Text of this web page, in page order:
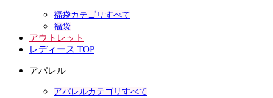
福袋カテゴリすべて
福袋
アウトレット
レディース TOP
アパレル
アパレルカテゴリすべて